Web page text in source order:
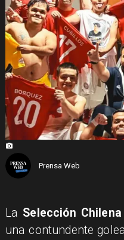
Prensa Web
La Selección
una contundente